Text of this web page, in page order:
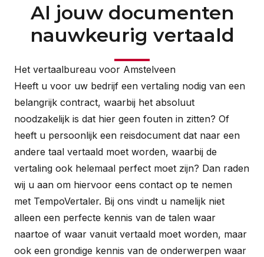
Al jouw documenten
nauwkeurig vertaald
Het vertaalbureau voor Amstelveen
Heeft u voor uw bedrijf een vertaling nodig van een
belangrijk contract, waarbij het absoluut
noodzakelijk is dat hier geen fouten in zitten? Of
heeft u persoonlijk een reisdocument dat naar een
andere taal vertaald moet worden, waarbij de
vertaling ook helemaal perfect moet zijn? Dan raden
wij u aan om hiervoor eens contact op te nemen
met TempoVertaler. Bij ons vindt u namelijk niet
alleen een perfecte kennis van de talen waar
naartoe of waar vanuit vertaald moet worden, maar
ook een grondige kennis van de onderwerpen waar